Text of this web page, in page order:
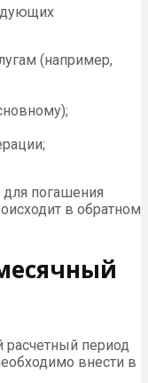
(например,
для погашения
в обратном
расчетный период
внести в